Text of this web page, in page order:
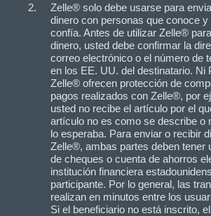
Zelle® solo debe usarse para
dinero con personas que conoce y
confía. Antes de utilizar Zelle®
dinero, usted debe confirmar la
correo electrónico o el número de
en los EE. UU. del destinatario. Ni
Zelle® ofrecen protección de
pagos realizados con Zelle®, por
usted no recibe el artículo por el
artículo no es como se describe o
lo esperaba. Para enviar o recibir
Zelle®, ambas partes deben tener
de cheques o cuenta de ahorros
institución financiera
participante. Por lo general, las
realizan en minutos entre los
Si el beneficiario no está inscrito,